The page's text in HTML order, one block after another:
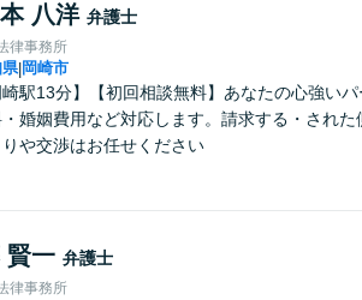
八洋 弁護士
律事務所
|岡崎市
崎駅13分】【初回相談無料】あなたの心強い
婚姻費用など対応します。請求する・され
や交渉はお任せください
賢一 弁護士
律事務所